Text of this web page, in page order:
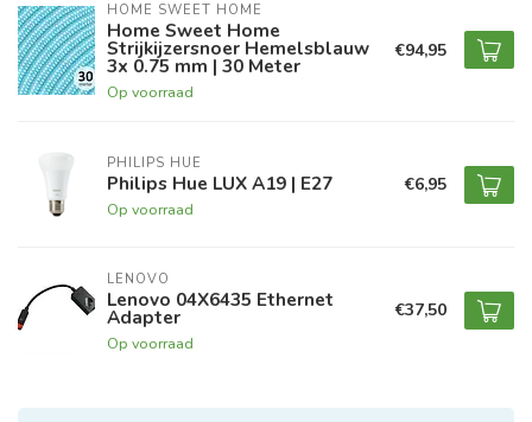
HOME SWEET HOME
Home Sweet Home
Strijkijzersnoer Hemelsblauw
3x 0.75 mm | 30 Meter
Op voorraad
€94,95
PHILIPS HUE
Philips Hue LUX A19 | E27
Op voorraad
€6,95
LENOVO
Lenovo 04X6435 Ethernet
Adapter
Op voorraad
€37,50